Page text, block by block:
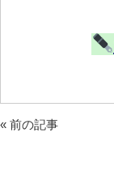
« 前の記事